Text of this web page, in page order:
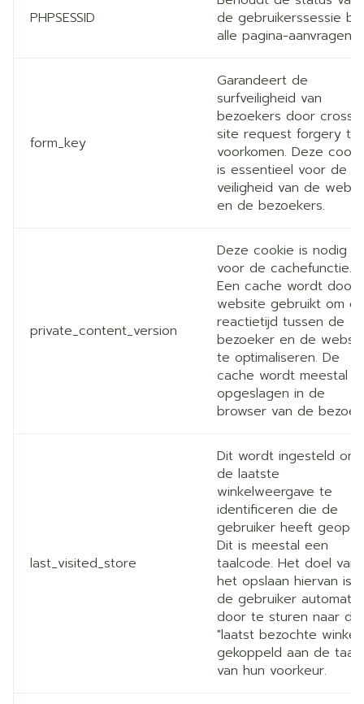
PHPSESSID
de gebruikerssessie bij
alle pagina-aanvragen.
form_key
Garandeert de
surfveiligheid van
bezoekers door cross-
site request forgery te
voorkomen. Deze
is essentieel voor de
veiligheid van de
en de bezoekers.
private_content_version
Deze cookie is nodig
voor de cachefunctie.
Een cache wordt door
website gebruikt om
reactietijd tussen de
bezoeker en de
te optimaliseren. De
cache wordt meestal
opgeslagen in de
browser van de
last_visited_store
Dit wordt ingesteld om
de laatste
winkelweergave te
identificeren die de
gebruiker heeft
Dit is meestal een
taalcode. Het doel van
het opslaan hiervan is
de gebruiker
door te sturen naar de
"laatst bezochte
gekoppeld aan de taal
van hun voorkeur.